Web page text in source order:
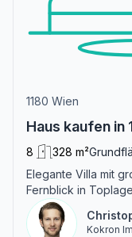
1180 Wien
Haus kaufen in
8 328 m²
Elegante Villa mit
Fernblick in
Kokron